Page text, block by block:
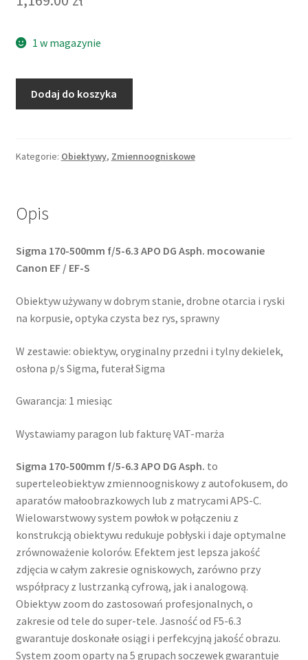
1 w magazynie
f/5-
DG
Aspherical
Canon
EF
Dodaj do koszyka
Kategorie: Obiektywy, Zmiennoogniskowe
Opis
Sigma 170-500mm f/5-6.3 APO DG Asph. mocowanie
Canon EF / EF-S
Obiektyw używany w dobrym stanie, drobne otarcia i ryski
na korpusie, optyka czysta bez rys, sprawny
W zestawie: obiektyw, oryginalny przedni i tylny dekielek,
osłona p/s Sigma, futerał Sigma
Gwarancja: 1 miesiąc
Wystawiamy paragon lub fakturę VAT-marża
Sigma 170-500mm f/5-6.3 APO DG Asph. to
superteleobiektyw zmiennoogniskowy z autofokusem, do
aparatów małoobrazkowych lub z matrycami APS-C.
Wielowarstwowy system powłok w połączeniu z
konstrukcją obiektywu redukuje pobłyski i daje optymalne
zrównoważenie kolorów. Efektem jest lepsza jakość
zdjęcia w całym zakresie ogniskowych, zarówno przy
współpracy z lustrzanką cyfrową, jak i analogową.
Obiektyw zoom do zastosowań profesjonalnych, o
zakresie od tele do super-tele. Jasność od F5-6.3
gwarantuje doskonałe osiągi i perfekcyjną jakość obrazu.
System zoom oparty na 5 grupach soczewek gwarantuje